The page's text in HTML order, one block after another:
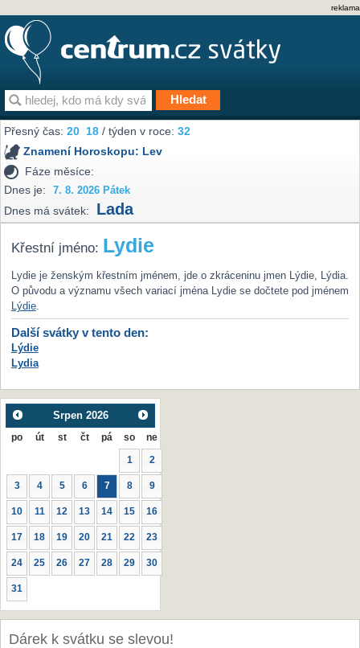
reklama
Přesný čas:20 18 / týden v roce:32
Znamení Horoskopu: Lev
Fáze měsíce:
Dnes je:
7. 8. 2026 Pátek
Dnes má svátek: Lada
Křestní jméno: Lydie
Lydie je ženským křestním jménem, jde o zkráceninu jmen Lýdie, Lýdia.
O původu a významu všech variací jména Lydie se dočtete pod jménem
Lýdie.
Další svátky v tento den:
Lýdie
Lydia
Srpen 2026
po út st čt pá so ne
1 2
3 4 5 6 7 8 9
10 11 12 13 14 15 16
17 18 19 20 21 22 23
24 25 26 27 28 29 30
31
Dárek k svátku se slevou!